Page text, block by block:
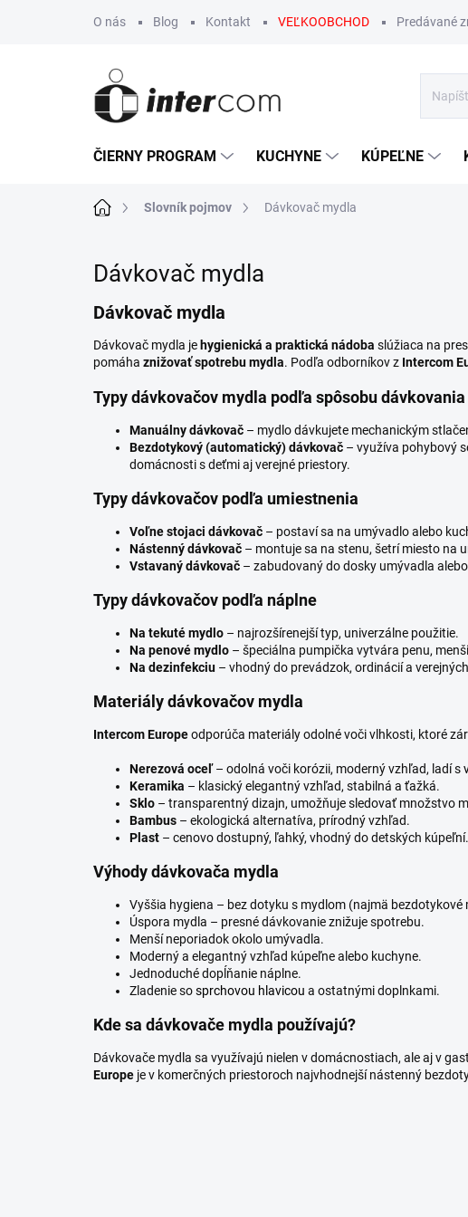
O nás Blog Kontakt VEĽKOOBCHOD Predávané
ČIERNY PROGRAM KUCHYNE KÚPEĽNE
DomovSlovník pojmov Dávkovač mydla
Dávkovač mydla
Dávkovač mydla
Dávkovač mydla je hygienická a praktická nádoba slúžiaca na
pomáha znižovať spotrebu mydla. Podľa odborníkov z Intercom
Typy dávkovačov mydla podľa spôsobu dávkovania
Manuálny dávkovač – mydlo dávkujete mechanickým
Bezdotykový (automatický) dávkovač – využíva pohybový
domácnosti s deťmi aj verejné priestory.
Typy dávkovačov podľa umiestnenia
Voľne stojaci dávkovač – postaví sa na umývadlo alebo
Nástenný dávkovač – montuje sa na stenu, šetrí miesto na
Vstavaný dávkovač – zabudovaný do dosky umývadla alebo
Typy dávkovačov podľa náplne
Na tekuté mydlo – najrozšírenejší typ, univerzálne použitie.
Na penové mydlo – špeciálna pumpička vytvára penu,
Na dezinfekciu – vhodný do prevádzok, ordinácií a
Materiály dávkovačov mydla
Intercom Europeodporúča materiály odolné voči vlhkosti, ktoré
Nerezová oceľ– odolná voči korózii, moderný vzhľad, ladí s
Keramika – klasický elegantný vzhľad, stabilná a ťažká.
Sklo – transparentný dizajn, umožňuje sledovať množstvo
Bambus – ekologická alternatíva, prírodný vzhľad.
Plast – cenovo dostupný, ľahký, vhodný do detských kúpeľní.
Výhody dávkovača mydla
Vyššia hygiena – bez dotyku s mydlom (najmä bezdotykové
Úspora mydla – presné dávkovanie znižuje spotrebu.
Menší neporiadok okolo umývadla.
Moderný a elegantný vzhľad kúpeľne alebo kuchyne.
Jednoduché dopĺňanie náplne.
Zladenie sosprchovou hlavicou a ostatnými doplnkami.
Kde sa dávkovače mydla používajú?
Dávkovače mydla sa využívajú nielen v domácnostiach, ale aj v
Europe je v komerčných priestoroch najvhodnejší nástenný